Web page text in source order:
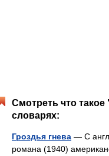
Смотреть что такое
словарях:
Гроздья гнева — С
романа (1940)